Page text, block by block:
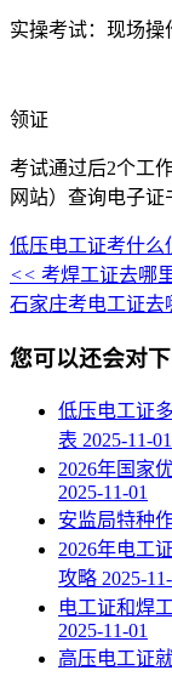
实操考试：现场操
领证
考试通过后2个工
网站）查询电子证
低压电工证考什么
<< 考焊工证去哪
石家庄考电工证去
您可以还会对
低压电工证
表 2025-11-01
2026年国家
2025-11-01
安监局特种
2026年电工
攻略 2025-
电工证和焊
2025-11-01
高压电工证